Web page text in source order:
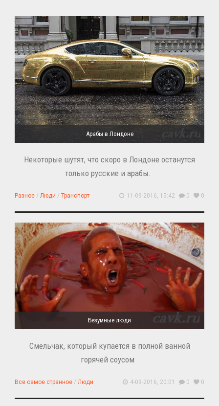
Арабы в Лондоне
Некоторые шутят, что скоро в Лондоне останутся
только русские и арабы.
Разное / Люди / Транспорт 11-09-2016, 15:42 0 0
Безумные люди
Смельчак, который купается в полной ванной
горячей соусом
Все самое странное / Люди 4-09-2016, 20:01 0 0